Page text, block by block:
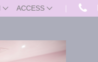
ACCESS